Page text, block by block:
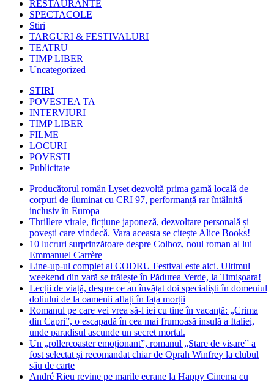
RESTAURANTE
SPECTACOLE
Stiri
TARGURI & FESTIVALURI
TEATRU
TIMP LIBER
Uncategorized
STIRI
POVESTEA TA
INTERVIURI
TIMP LIBER
FILME
LOCURI
POVESTI
Publicitate
Producătorul român Lyset dezvoltă prima gamă locală de
corpuri de iluminat cu CRI 97, performanță rar întâlnită
inclusiv în Europa
Thrillere virale, ficțiune japoneză, dezvoltare personală și
povești care vindecă. Vara aceasta se citește Alice Books!
10 lucruri surprinzătoare despre Colhoz, noul roman al lui
Emmanuel Carrère
Line-up-ul complet al CODRU Festival este aici. Ultimul
weekend din vară se trăiește în Pădurea Verde, la Timișoara!
Lecții de viață, despre ce au învățat doi specialiști în domeniul
doliului de la oamenii aflați în fața morții
Romanul pe care vei vrea să-l iei cu tine în vacanță: „Crima
din Capri”, o escapadă în cea mai frumoasă insulă a Italiei,
unde paradisul ascunde un secret mortal.
Un „rollercoaster emoționant”, romanul „Stare de visare” a
fost selectat și recomandat chiar de Oprah Winfrey la clubul
său de carte
André Rieu revine pe marile ecrane la Happy Cinema cu